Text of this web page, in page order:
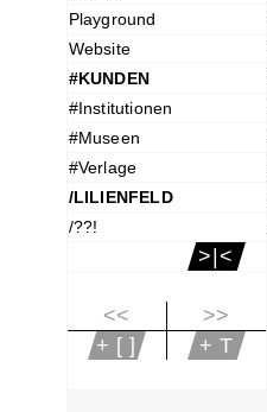
Playground
Website
#KUNDEN
#Institutionen
#Museen
#Verlage
/LILIENFELD
/??!
>|<
<<
>>
+ [ ]
+ T